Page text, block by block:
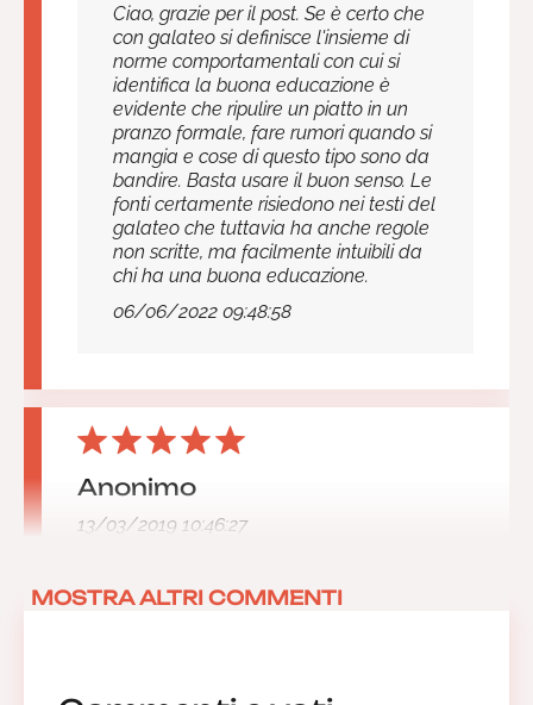
Ciao, grazie per il post. Se è certo che
con galateo si definisce l'insieme di
norme comportamentali con cui si
identifica la buona educazione è
evidente che ripulire un piatto in un
pranzo formale, fare rumori quando si
mangia e cose di questo tipo sono da
bandire. Basta usare il buon senso. Le
fonti certamente risiedono nei testi del
galateo che tuttavia ha anche regole
non scritte, ma facilmente intuibili da
chi ha una buona educazione.
06/06/2022 09:48:58
Anonimo
13/03/2019 10:46:27
MOSTRA ALTRI COMMENTI